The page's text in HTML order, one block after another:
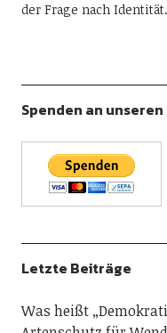
der Frage nach
Spenden an
Letzte Beiträge
Was heißt